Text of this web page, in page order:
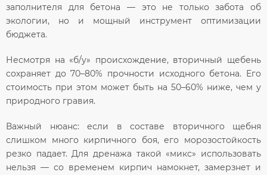
заполнителя для бетона — это не только забота об
экологии, но и мощный инструмент оптимизации
бюджета.
Несмотря на «б/у» происхождение, вторичный щебень
сохраняет до 70–80% прочности исходного бетона. Его
стоимость при этом может быть на 50–60% ниже, чем у
природного гравия.
Важный нюанс: если в составе вторичного щебня
слишком много кирпичного боя, его морозостойкость
резко падает. Для дренажа такой «микс» использовать
нельзя — со временем кирпич намокнет, замерзнет и